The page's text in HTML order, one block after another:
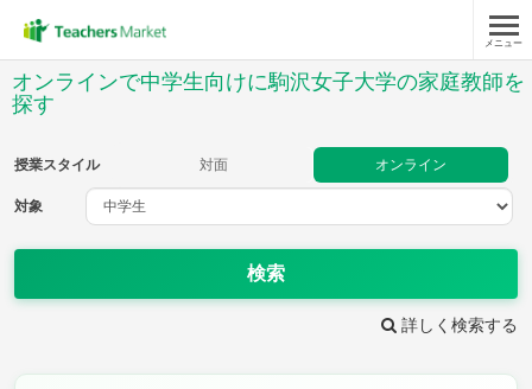
メニュー
オンラインで中学生向けに駒沢女子大学の家庭教師を
探す
授業スタイル 対面 オンライン
対象
検索
詳しく検索する
対象
地理